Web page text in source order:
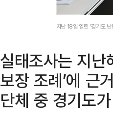
지난 18일 열린 ‘경기도
실태조사는 지난
보장 조례’에 근
단체 중 경기도